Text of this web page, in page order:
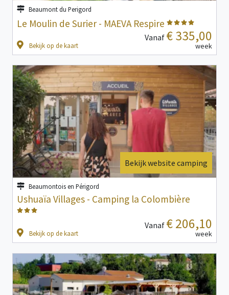
Beaumont du Perigord
Le Moulin de Surier - MAEVA Respire
Bekijk op de kaart
Vanaf € 335,00
week
Bekijk website camping
Beaumontois en Périgord
Ushuaïa Villages - Camping la Colombière
Bekijk op de kaart
Vanaf € 206,10
week